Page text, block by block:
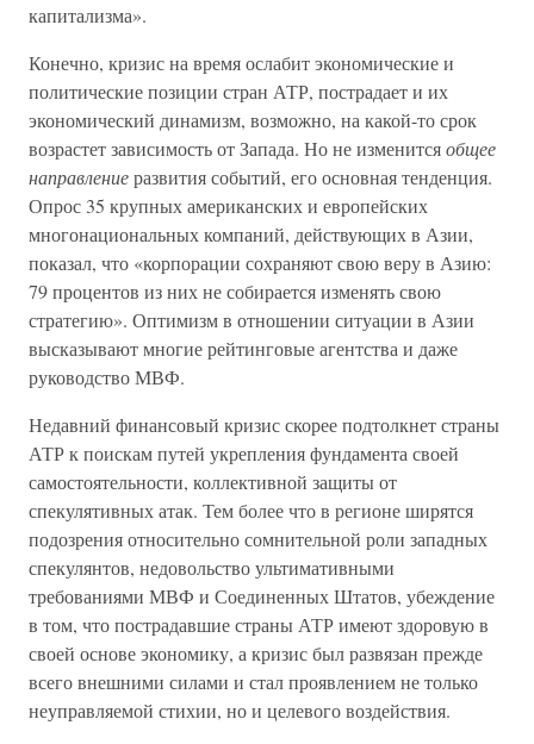
капитализма».
Конечно, кризис на время ослабит экономические и
политические позиции стран АТР, пострадает и их
экономический динамизм, возможно, на какой-то срок
возрастет зависимость от Запада. Но не изменитсяобщее
направлениеразвития событий, его основная тенденция.
Опрос 35 крупных американских и европейских
многонациональных компаний, действующих в Азии,
показал, что «корпорации сохраняют свою веру в Азию:
79 процентов из них не собирается изменять свою
стратегию». Оптимизм в отношении ситуации в Азии
высказывают многие рейтинговые агентства и даже
руководство МВФ.
Недавний финансовый кризис скорее подтолкнет страны
АТР к поискам путей укрепления фундамента своей
самостоятельности, коллективной защиты от
спекулятивных атак. Тем более что в регионе ширятся
подозрения относительно сомнительной роли западных
спекулянтов, недовольство ультимативными
требованиями МВФ и Соединенных Штатов, убеждение
в том, что пострадавшие страны АТР имеют здоровую в
своей основе экономику, а кризис был развязан прежде
всего внешними силами и стал проявлением не только
неуправляемой стихии, но и целевого воздействия.